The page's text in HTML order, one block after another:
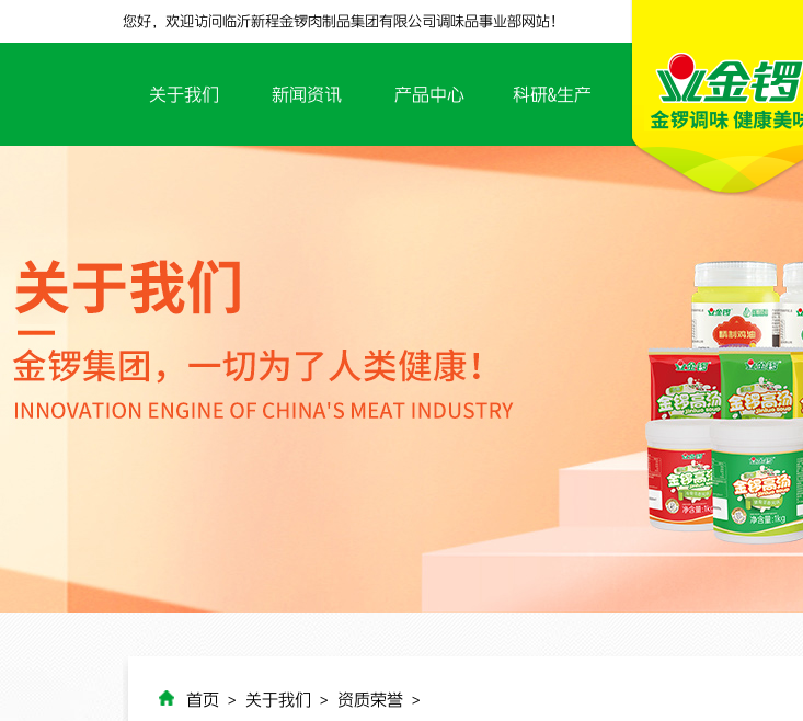
您好，欢迎访问临沂新程金锣肉制品集团有限公司调味品事业部网站！
关于我们 新闻资讯 产品中心 科研&生产
首页 > 关于我们 > 资质荣誉 >